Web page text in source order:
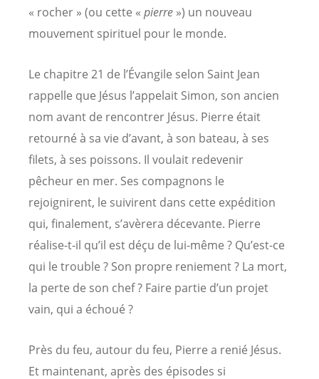
« rocher » (ou cette « pierre ») un nouveau
mouvement spirituel pour le monde.
Le chapitre 21 de l’Évangile selon Saint Jean
rappelle que Jésus l’appelait Simon, son ancien
nom avant de rencontrer Jésus. Pierre était
retourné à sa vie d’avant, à son bateau, à ses
filets, à ses poissons. Il voulait redevenir
pêcheur en mer. Ses compagnons le
rejoignirent, le suivirent dans cette expédition
qui, finalement, s’avèrera décevante. Pierre
réalise-t-il qu’il est déçu de lui-même ? Qu’est-ce
qui le trouble ? Son propre reniement ? La mort,
la perte de son chef ? Faire partie d’un projet
vain, qui a échoué ?
Près du feu, autour du feu, Pierre a renié Jésus.
Et maintenant, après des épisodes si